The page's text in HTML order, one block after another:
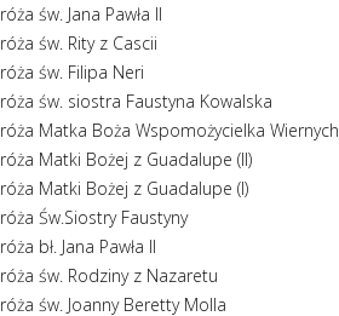
róża św. Jana Pawła II
róża św. Rity z Cascii
róża św. Filipa Neri
róża św. siostra Faustyna Kowalska
róża Matka Boża Wspomożycielka Wiernych
róża Matki Bożej z Guadalupe (II)
róża Matki Bożej z Guadalupe (I)
róża Św.Siostry Faustyny
róża bł. Jana Pawła II
róża św. Rodziny z Nazaretu
róża św. Joanny Beretty Molla